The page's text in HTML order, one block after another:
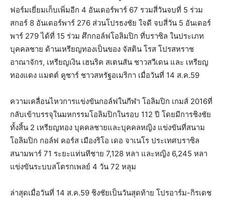
ฟอร์มเยี่ยมเก็บเพิ่มอีก 4 อันเดอร์พาร์ 67 รวมสี่วันจบที่ 5 ร่วม
สกอร์ 8 อันเดอร์พาร์ 276 ส่วนโปรธงชัย ใจดี จบสี่วัน 5 อันเดอร์
พาร์ 279 ได้ที่ 15 ร่วม ศึกกอล์ฟโอลิมปิก ที่บราซิล ในประเภท
บุคคลชาย ด้านเหรียญทองเป็นของ จัสติน โรส โปรสหราช
อาณาจักร, เหรียญเงิน เฮนริค สเตนสัน ชาวสวีเดน และ เหรียญ
ทองแดง แมตต์ คูชาร์ ชาวสหรัฐอเมริกา เมื่อวันที่ 14 ส.ค.59
ความเคลื่อนไหวการแข่งขันกอล์ฟในกีฬา โอลิมปิก เกมส์ 2016ที่
กลับเข้าบรรจุในมหกรรมโอลิมปิกในรอบ 112 ปี โดยมีการชิงชัย
ทั้งสิ้น 2 เหรียญทอง บุคคลชายและบุคคลหญิง แข่งขันที่สนาม
โอลิมปิก กอล์ฟ คอร์ส เมืองริโอ เดอ จาเนโร ประเทศบราซิล
สนามพาร์ 71 ระยะแท่นทีชาย 7,128 หลา และหญิง 6,245 หลา
แข่งขันระบบสโตรกเพลย์ 4 วัน 72 หลุม
ล่าสุดเมื่อวันที่ 14 ส.ค.59 ชิงชัยเป็นวันสุดท้าย โปรอาร์ม-กิรเดช